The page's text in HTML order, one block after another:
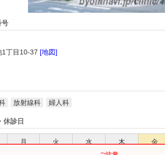
号
1丁目10-37 [地図]
放射線科 婦人科
休診日
月 火 水 木 金